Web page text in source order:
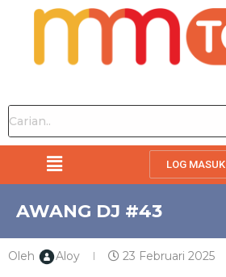
LOG MASUK
AWANG DJ #43
Oleh Aloy 23 Februari 2025